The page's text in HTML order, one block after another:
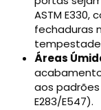
ASTM
fechaduras
Áreas
aos
E283/E547).